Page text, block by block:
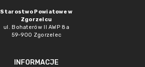
Starostwo Powiatowe w
Zgorzelcu
ul. Bohaterów II AWP 8a
59-900 Zgorzelec
INFORMACJE